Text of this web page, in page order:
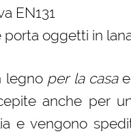
EN131
porta oggetti in
legno per la casa
anche per
e vengono